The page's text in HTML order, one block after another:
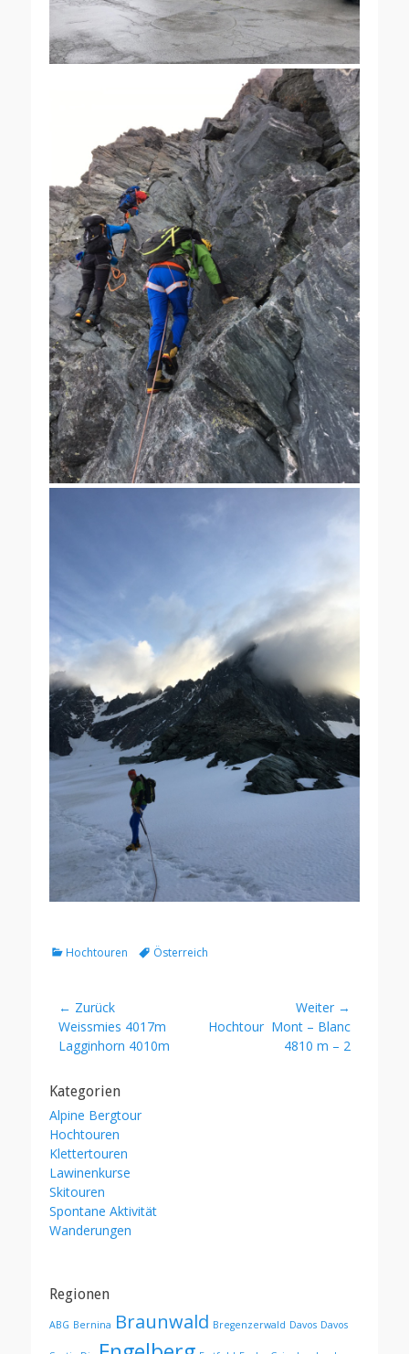
Kategorien
Hochtouren Schlagworte
Österreich
Beitragsnavigation
← Zurück
Vorheriger
Beitrag:
Weissmies 4017m
Lagginhorn 4010m
Weiter →
Nächster
Hochtour Mont – Blanc
4810 m – 2
Kategorien
Alpine Bergtour
Hochtouren
Klettertouren
Lawinenkurse
Skitouren
Spontane Aktivität
Wanderungen
Regionen
ABG Bernina Braunwald Bregenzerwald Davos Davos